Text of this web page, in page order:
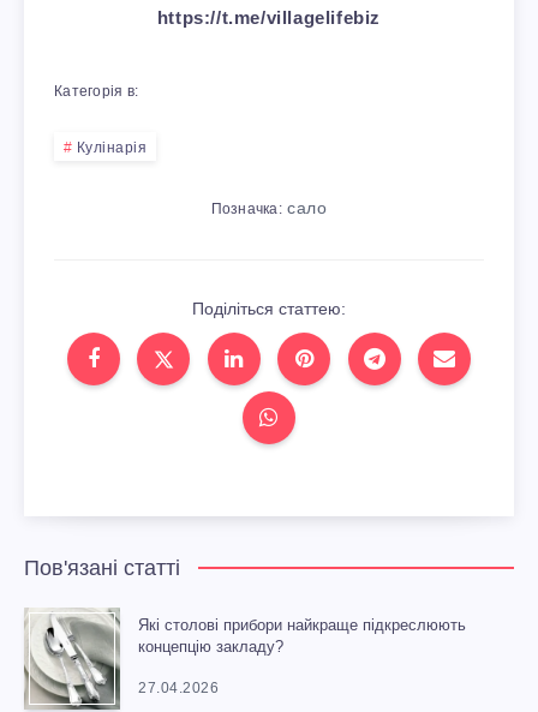
https://t.me/villagelifebiz
Категорія в:
Кулінарія
Позначка: сало
Поділіться статтею:
Пов'язані статті
Які столові прибори найкраще підкреслюють
концепцію закладу?
27.04.2026